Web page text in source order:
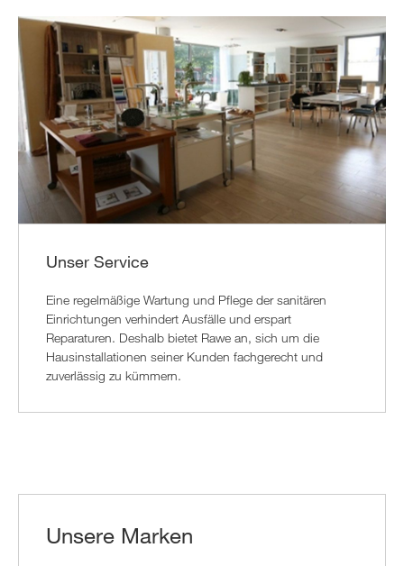
Unser Service
Eine regelmäßige Wartung und Pflege der sanitären
Einrichtungen verhindert Ausfälle und erspart
Reparaturen. Deshalb bietet Rawe an, sich um die
Hausinstallationen seiner Kunden fachgerecht und
zuverlässig zu kümmern.
Unsere Marken